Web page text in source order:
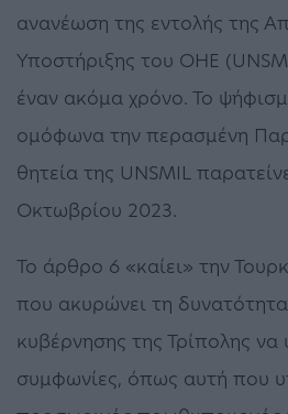
ανανέωση της εντολής της
Υποστήριξης του ΟΗΕ
έναν ακόμα χρόνο. Το
ομόφωνα την περασμένη
θητεία της UNSMIL
Οκτωβρίου 2023.
Το άρθρο 6 «καίει» την
που ακυρώνει τη
κυβέρνησης της Τρίπολης να
συμφωνίες, όπως αυτή που